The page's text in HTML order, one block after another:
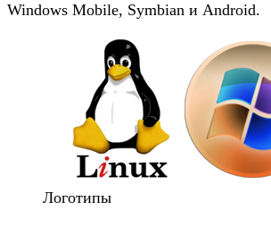
Windows Mobile, Symbian и Android.
Логотипы